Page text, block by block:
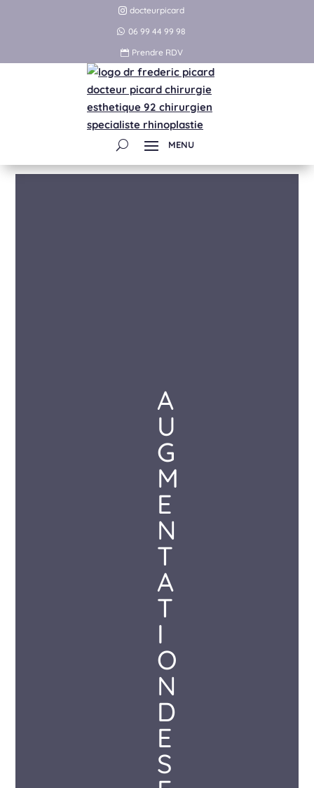
docteurpicard
06 99 44 99 98
Prendre RDV
A
U
G
M
E
N
T
A
T
I
O
N
D
E
S